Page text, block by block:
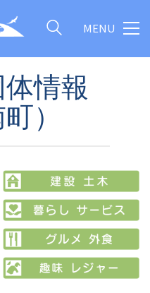
MENU
情報
）